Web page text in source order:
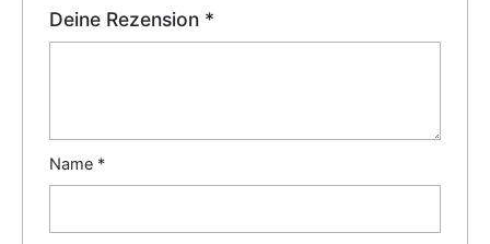
Deine Rezension *
Name *